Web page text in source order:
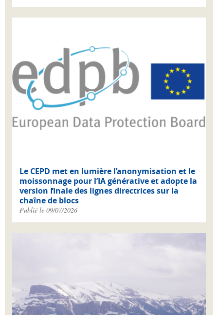
Le CEPD met en lumière l’anonymisation et le
moissonnage pour l’IA générative et adopte la
version finale des lignes directrices sur la
chaîne de blocs
Publié le 09/07/2026